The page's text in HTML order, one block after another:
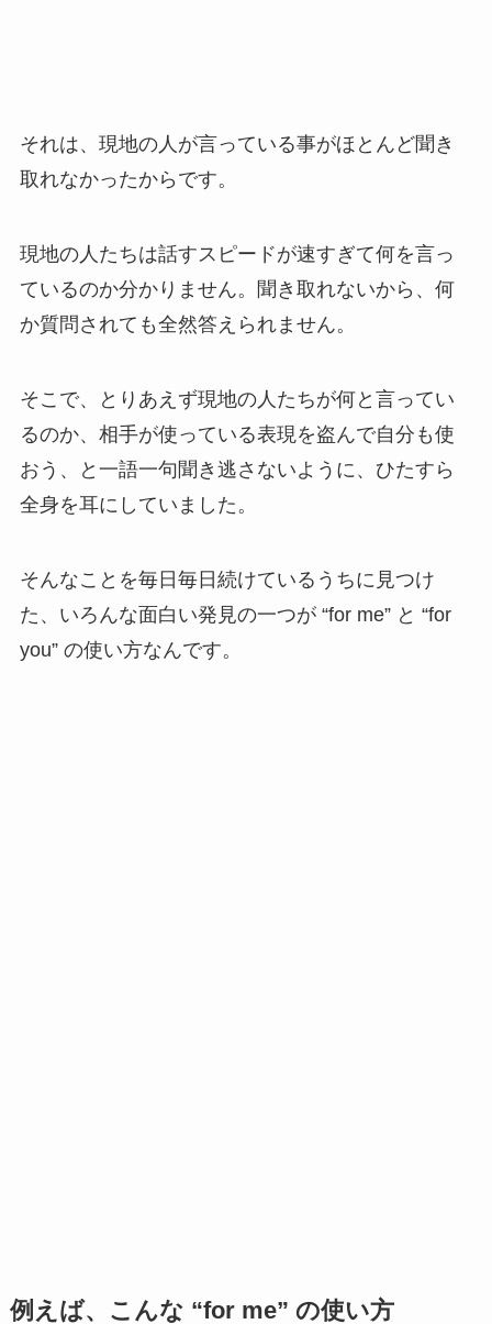
それは、現地の人が言っている事がほとんど聞き
取れなかったからです。
現地の人たちは話すスピードが速すぎて何を言っ
ているのか分かりません。聞き取れないから、何
か質問されても全然答えられません。
そこで、とりあえず現地の人たちが何と言ってい
るのか、相手が使っている表現を盗んで自分も使
おう、と一語一句聞き逃さないように、ひたすら
全身を耳にしていました。
そんなことを毎日毎日続けているうちに見つけ
た、いろんな面白い発見の一つが “for me” と “for
you” の使い方なんです。
例えば、こんな “for me” の使い方